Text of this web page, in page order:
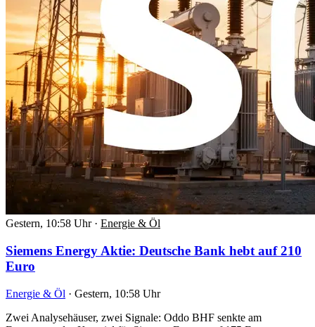
Gestern, 10:58 Uhr · Energie & Öl
Siemens Energy Aktie: Deutsche Bank hebt auf 210
Euro
Energie & Öl · Gestern, 10:58 Uhr
Zwei Analysehäuser, zwei Signale: Oddo BHF senkte am